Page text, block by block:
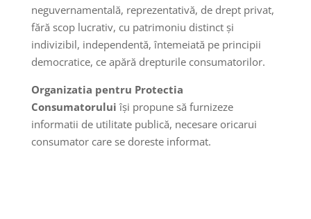
neguvernamentală, reprezentativă, de drept privat,
fără scop lucrativ, cu patrimoniu distinct și
indivizibil, independentă, întemeiată pe principii
democratice, ce apără drepturile consumatorilor.
Organizatia pentru Protectia
Consumatorului își propune să furnizeze
informatii de utilitate publică, necesare oricarui
consumator care se doreste informat.